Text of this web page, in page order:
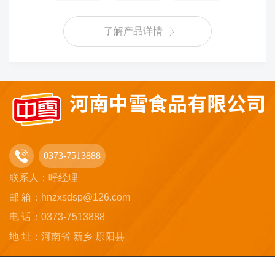
了解产品详情
0373-7513888
联系人：呼经理
邮 箱：hnzxsdsp@126.com
电 话：0373-7513888
地 址：河南省 新乡 原阳县